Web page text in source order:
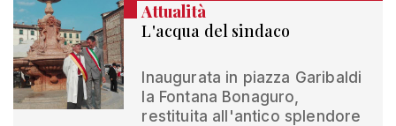
Attualità
L'acqua del sindaco
Inaugurata in piazza Garibaldi
la Fontana Bonaguro,
restituita all'antico splendore